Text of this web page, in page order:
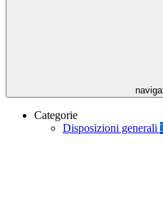
Categorie
Disposizioni generali